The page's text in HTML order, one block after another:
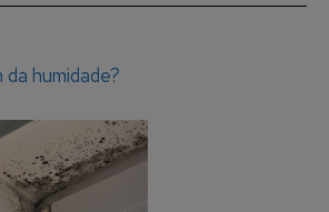
humidade?